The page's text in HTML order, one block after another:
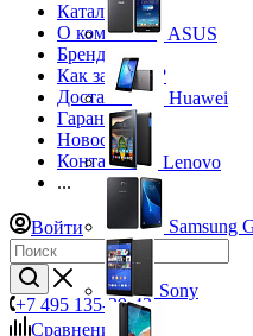
Каталог
О компании
Бренды
Как заказать?
Доставка
Гарантия
Новости
Контакты
...
Войти
+7 495 135-39-43
Сравнение
0
ASUS
Huawei
Lenovo
Samsung
Sony